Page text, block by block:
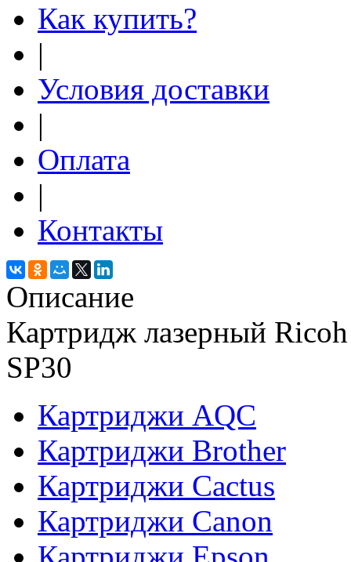
Как купить?
|
Условия доставки
|
Оплата
|
Контакты
Описание
Картридж лазерный
SP30
Картриджи AQC
Картриджи Brother
Картриджи Cactus
Картриджи Canon